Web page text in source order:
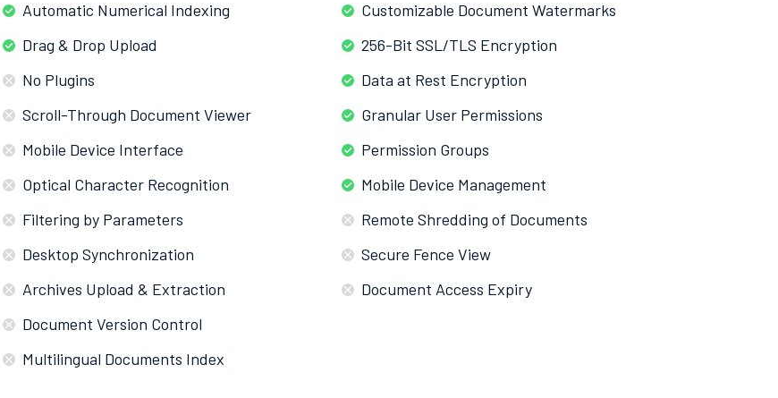
Automatic Numerical Indexing
Drag & Drop Upload
No Plugins
Scroll-Through Document Viewer
Mobile Device Interface
Optical Character Recognition
Filtering by Parameters
Desktop Synchronization
Archives Upload & Extraction
Document Version Control
Multilingual Documents Index
Customizable Document Watermarks
256-Bit SSL/TLS Encryption
Data at Rest Encryption
Granular User Permissions
Permission Groups
Mobile Device Management
Remote Shredding of Documents
Secure Fence View
Document Access Expiry